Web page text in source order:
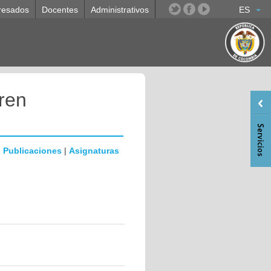
ES
Docentes Administrativos
Publicaciones | Asignaturas